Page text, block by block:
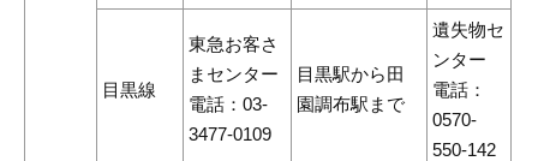
目黒線
東急お客さ
まセンター
電話：03-
3477-0109
目黒駅から田
園調布駅まで
遺失物セ
ンター
電話：
0570-
550-142